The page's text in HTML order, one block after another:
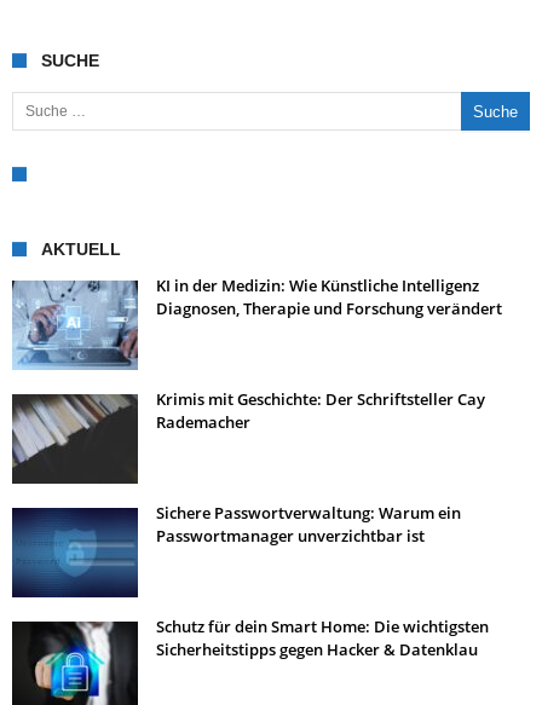
SUCHE
Suche nach:
AKTUELL
KI in der Medizin: Wie Künstliche Intelligenz
Diagnosen, Therapie und Forschung verändert
Krimis mit Geschichte: Der Schriftsteller Cay
Rademacher
Sichere Passwortverwaltung: Warum ein
Passwortmanager unverzichtbar ist
Schutz für dein Smart Home: Die wichtigsten
Sicherheitstipps gegen Hacker & Datenklau